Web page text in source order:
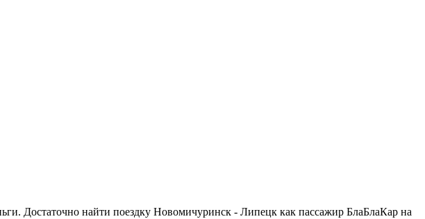
Достаточно найти поездку Новомичуринск - Липецк как пассажир БлаБлаКар на